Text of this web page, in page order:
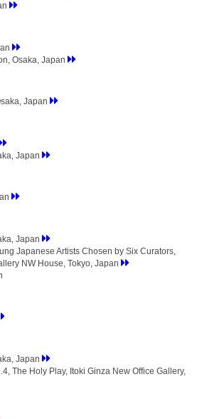
Osaka, Japan
Japan
Japan
Japan
Japanese Artists Chosen by Six Curators,
NW House, Tokyo, Japan
Japan
The Holy Play, Itoki Ginza New Office Gallery,